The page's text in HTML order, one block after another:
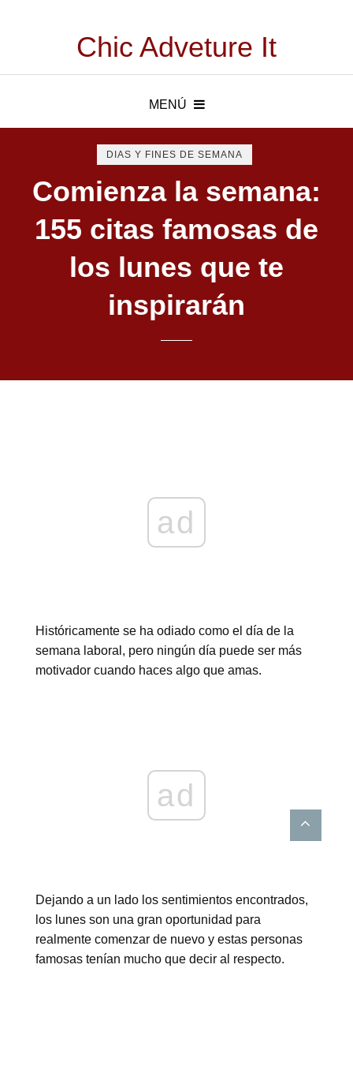
Chic Adveture It
MENÚ
DIAS Y FINES DE SEMANA
Comienza la semana:
155 citas famosas de
los lunes que te
inspirarán
ad
Históricamente se ha odiado como el día de la
semana laboral, pero ningún día puede ser más
motivador cuando haces algo que amas.
ad
Dejando a un lado los sentimientos encontrados,
los lunes son una gran oportunidad para
realmente comenzar de nuevo y estas personas
famosas tenían mucho que decir al respecto.